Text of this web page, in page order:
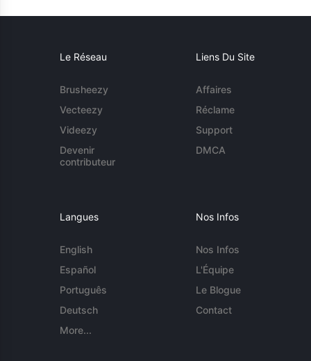
Le Réseau
Brusheezy
Vecteezy
Videezy
Devenir
contributeur
Liens Du Site
Affaires
Réclame
Support
DMCA
Langues
English
Español
Português
Deutsch
More...
Nos Infos
Nos Infos
L'Équipe
Le Blogue
Contact